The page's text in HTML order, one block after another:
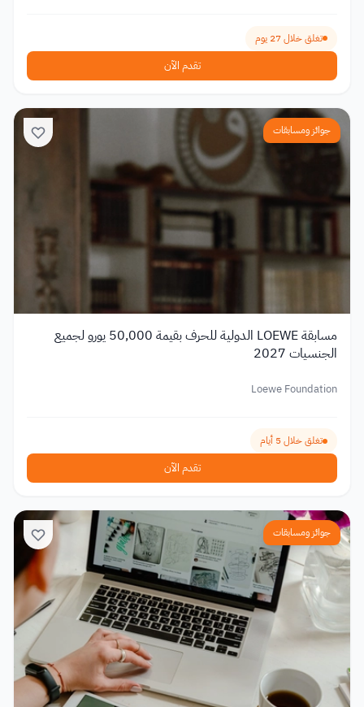
تغلق خلال 27 يوم
تقدم الآن
جوائز ومسابقات
مسابقة LOEWE الدولية للحرف بقيمة 50,000 يورو لجميع
الجنسيات 2027
Loewe Foundation
تغلق خلال 5 أيام
تقدم الآن
جوائز ومسابقات